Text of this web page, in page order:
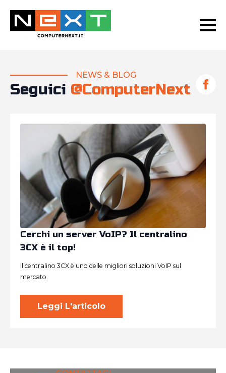
NEWS & BLOG
Seguici @ComputerNext
Cerchi un server VoIP? Il centralino
3CX è il top!
Il centralino 3CX è uno delle migliori soluzioni VoIP sul
mercato.
Leggi L'articolo